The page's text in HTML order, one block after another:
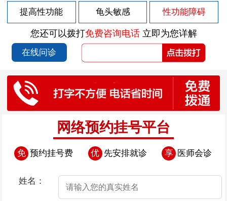
男性早泄都分为哪几类 2026-07-26
男性早泄的影响有哪些 2026-07-26
如何走出早泄误区呢？ 2026-07-26
男性早泄有什么临床表现 2026-07-26
预防阳痿的办法有哪些 2026-07-19
阳痿的错误认识 2026-07-19
阳痿的症状以及医治方法
引起男性阳痿的一个重要因素
阳痿都有什么危害？ 2026-07-19
包皮过长是怎么引起的？ 2026-07-14
包皮过长会诱发哪些疾病
提高性功能 龟头敏感 性功能障碍
您还可以拨打免费咨询电话立即为您详解
在线问诊
网络预约挂号平台
免 预约挂号费 优 先安排就诊 享 医师会诊
姓名：